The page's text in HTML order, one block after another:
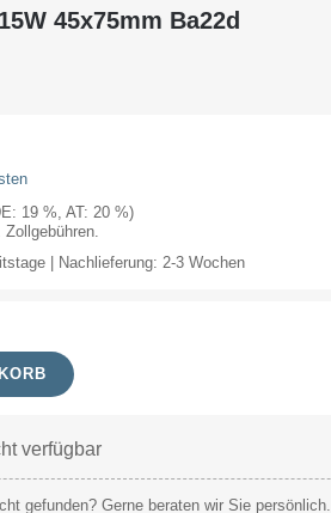
45x75mm Ba22d
19 %, AT: 20 %)
| Nachlieferung: 2-3 Wochen
verfügbar
gefunden? Gerne beraten wir Sie persönlich.